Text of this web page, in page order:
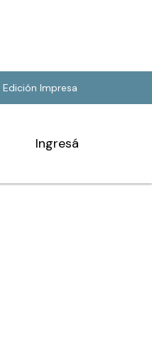
Edición Impresa
Ingresá